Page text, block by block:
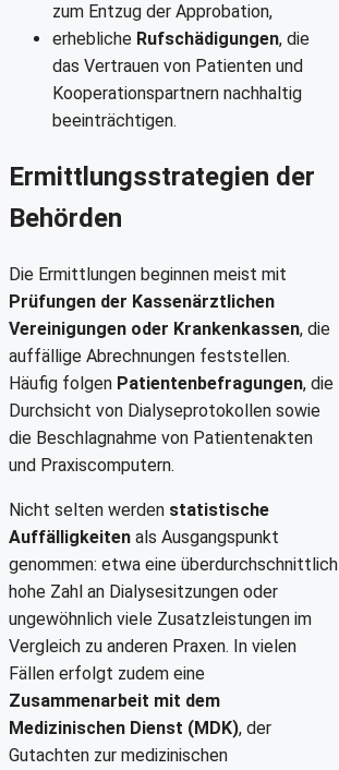
zum Entzug der Approbation,
erhebliche Rufschädigungen, die
das Vertrauen von Patienten und
Kooperationspartnern nachhaltig
beeinträchtigen.
Ermittlungsstrategien der
Behörden
Die Ermittlungen beginnen meist mit
Prüfungen der Kassenärztlichen
Vereinigungen oder Krankenkassen, die
auffällige Abrechnungen feststellen.
Häufig folgen Patientenbefragungen, die
Durchsicht von Dialyseprotokollen sowie
die Beschlagnahme von Patientenakten
und Praxiscomputern.
Nicht selten werden statistische
Auffälligkeiten als Ausgangspunkt
genommen: etwa eine überdurchschnittlich
hohe Zahl an Dialysesitzungen oder
ungewöhnlich viele Zusatzleistungen im
Vergleich zu anderen Praxen. In vielen
Fällen erfolgt zudem eine
Zusammenarbeit mit dem
Medizinischen Dienst (MDK), der
Gutachten zur medizinischen